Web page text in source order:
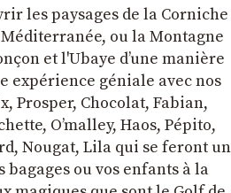
les paysages de la Corniche
Méditerranée, ou la Montagne
et l'Ubaye dʼune manière
expérience géniale avec nos
Prosper, Chocolat, Fabian,
Oʼmalley, Haos, Pépito,
Nougat, Lila qui se feront un
ou vos enfants à la